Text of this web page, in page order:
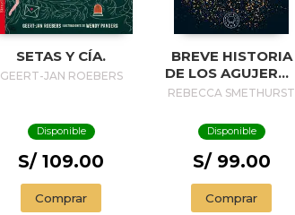
SETAS Y CÍA.
GEERT-JAN ROEBERS
Disponible
S/ 109.00
Comprar
BREVE HISTORIA
DE LOS AGUJEROS
NEGROS / A BRIEF
BLACK HOLES
REBECCA SMETHURST
Disponible
S/ 99.00
Comprar